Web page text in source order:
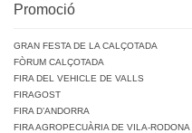
Promoció
GRAN FESTA DE LA CALÇOTADA
FÒRUM CALÇOTADA
FIRA DEL VEHICLE DE VALLS
FIRAGOST
FIRA D’ANDORRA
FIRA AGROPECUÀRIA DE VILA-RODONA